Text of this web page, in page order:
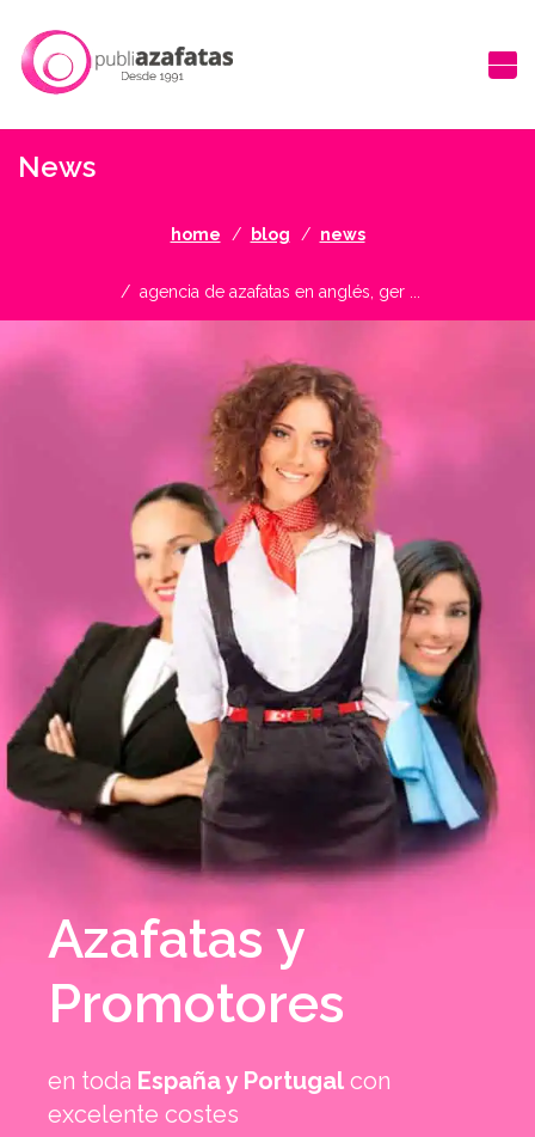
News
home blog news
agencia de azafatas en anglés, ger ...
Azafatas y
Promotores
en toda España y Portugal con
excelente costes